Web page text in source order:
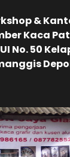
&
Kaca
No. 50